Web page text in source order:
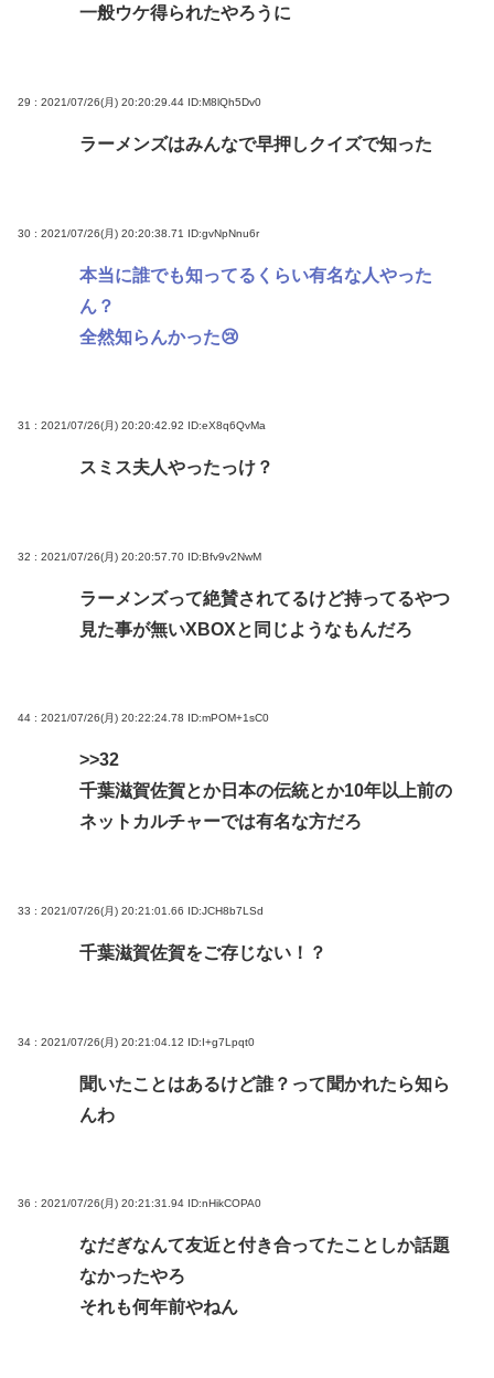
一般ウケ得られたやろうに
29 : 2021/07/26(月) 20:20:29.44 ID:M8lQh5Dv0
ラーメンズはみんなで早押しクイズで知った
30 : 2021/07/26(月) 20:20:38.71 ID:gvNpNnu6r
本当に誰でも知ってるくらい有名な人やった
ん？
全然知らんかった😢
31 : 2021/07/26(月) 20:20:42.92 ID:eX8q6QvMa
スミス夫人やったっけ？
32 : 2021/07/26(月) 20:20:57.70 ID:Bfv9v2NwM
ラーメンズって絶賛されてるけど持ってるやつ
見た事が無いXBOXと同じようなもんだろ
44 : 2021/07/26(月) 20:22:24.78 ID:mPOM+1sC0
>>32
千葉滋賀佐賀とか日本の伝統とか10年以上前の
ネットカルチャーでは有名な方だろ
33 : 2021/07/26(月) 20:21:01.66 ID:JCH8b7LSd
千葉滋賀佐賀をご存じない！？
34 : 2021/07/26(月) 20:21:04.12 ID:I+g7Lpqt0
聞いたことはあるけど誰？って聞かれたら知ら
んわ
36 : 2021/07/26(月) 20:21:31.94 ID:nHikCOPA0
なだぎなんて友近と付き合ってたことしか話題
なかったやろ
それも何年前やねん